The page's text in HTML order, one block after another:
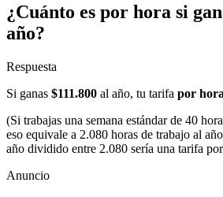
¿Cuánto es por hora si
año?
Respuesta
Si ganas $111.800 al año, tu tarifa por hora
(Si trabajas una semana estándar de 40
eso equivale a 2.080 horas de trabajo al
año dividido entre 2.080 sería una tarifa